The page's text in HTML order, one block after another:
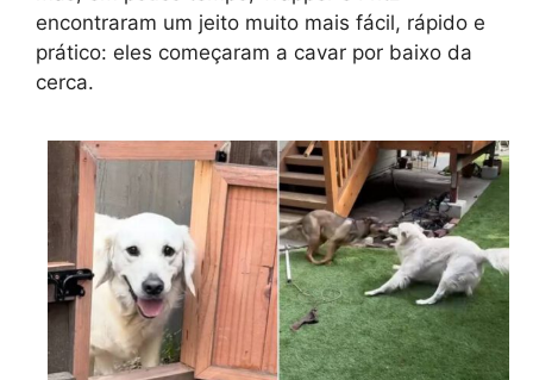
encontraram um jeito muito mais fácil, rápido e
prático: eles começaram a cavar por baixo da
cerca.